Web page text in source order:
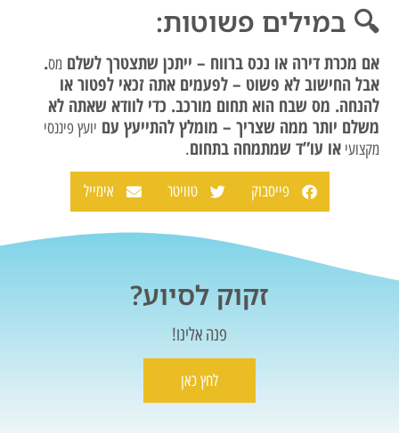
🔍 במילים פשוטות:
אם מכרת דירה או נכס ברווח – ייתכן שתצטרך לשלם מס.
אבל החישוב לא פשוט – לפעמים אתה זכאי לפטור או
להנחה. מס שבח הוא תחום מורכב. כדי לוודא שאתה לא
משלם יותר ממה שצריך – מומלץ להתייעץ עם יועץ פיננסי
מקצועיאו עו”ד שמתמחה בתחום.
פייסבוק טוויטר אימייל
זקוק לסיוע?
פנה אלינו!
לחץ כאן